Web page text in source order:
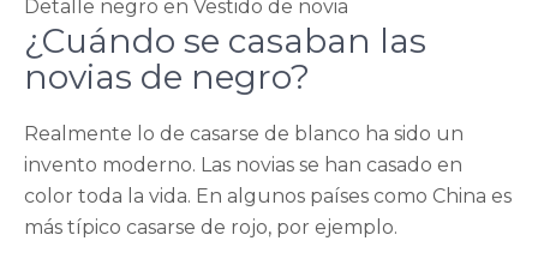
Detalle negro en Vestido de novia
¿Cuándo se casaban las
novias de negro?
Realmente lo de casarse de blanco ha sido un
invento moderno. Las novias se han casado en
color toda la vida. En algunos países como China es
más típico casarse de rojo, por ejemplo.